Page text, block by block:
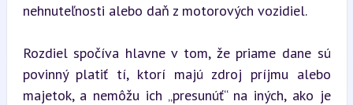
nehnuteľnosti alebo daň z motorových vozidiel.
Rozdiel spočíva hlavne v tom, že priame dane sú
povinný platiť tí, ktorí majú zdroj príjmu alebo
majetok, a nemôžu ich „presunúť“ na iných, ako je